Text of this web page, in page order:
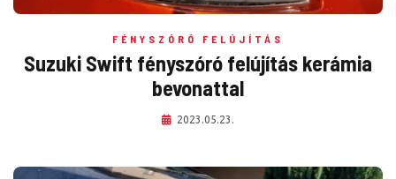
FÉNYSZÓRÓ FELÚJÍTÁS
Suzuki Swift fényszóró felújítás kerámia
bevonattal
2023.05.23.